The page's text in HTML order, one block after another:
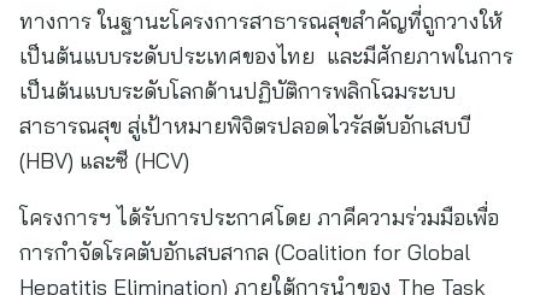
ทางการ ในฐานะโครงการสาธารณสุขสำคัญที่ถูกวางให้
เป็นต้นแบบระดับประเทศของไทย และมีศักยภาพในการ
เป็นต้นแบบระดับโลกด้านปฏิบัติการพลิกโฉมระบบ
สาธารณสุข สู่เป้าหมายพิจิตรปลอดไวรัสตับอักเสบบี
(HBV) และซี (HCV)
โครงการฯ ได้รับการประกาศโดย ภาคีความร่วมมือเพื่อ
การกำจัดโรคตับอักเสบสากล (Coalition for Global
Hepatitis Elimination) ภายใต้การนำของ The Task